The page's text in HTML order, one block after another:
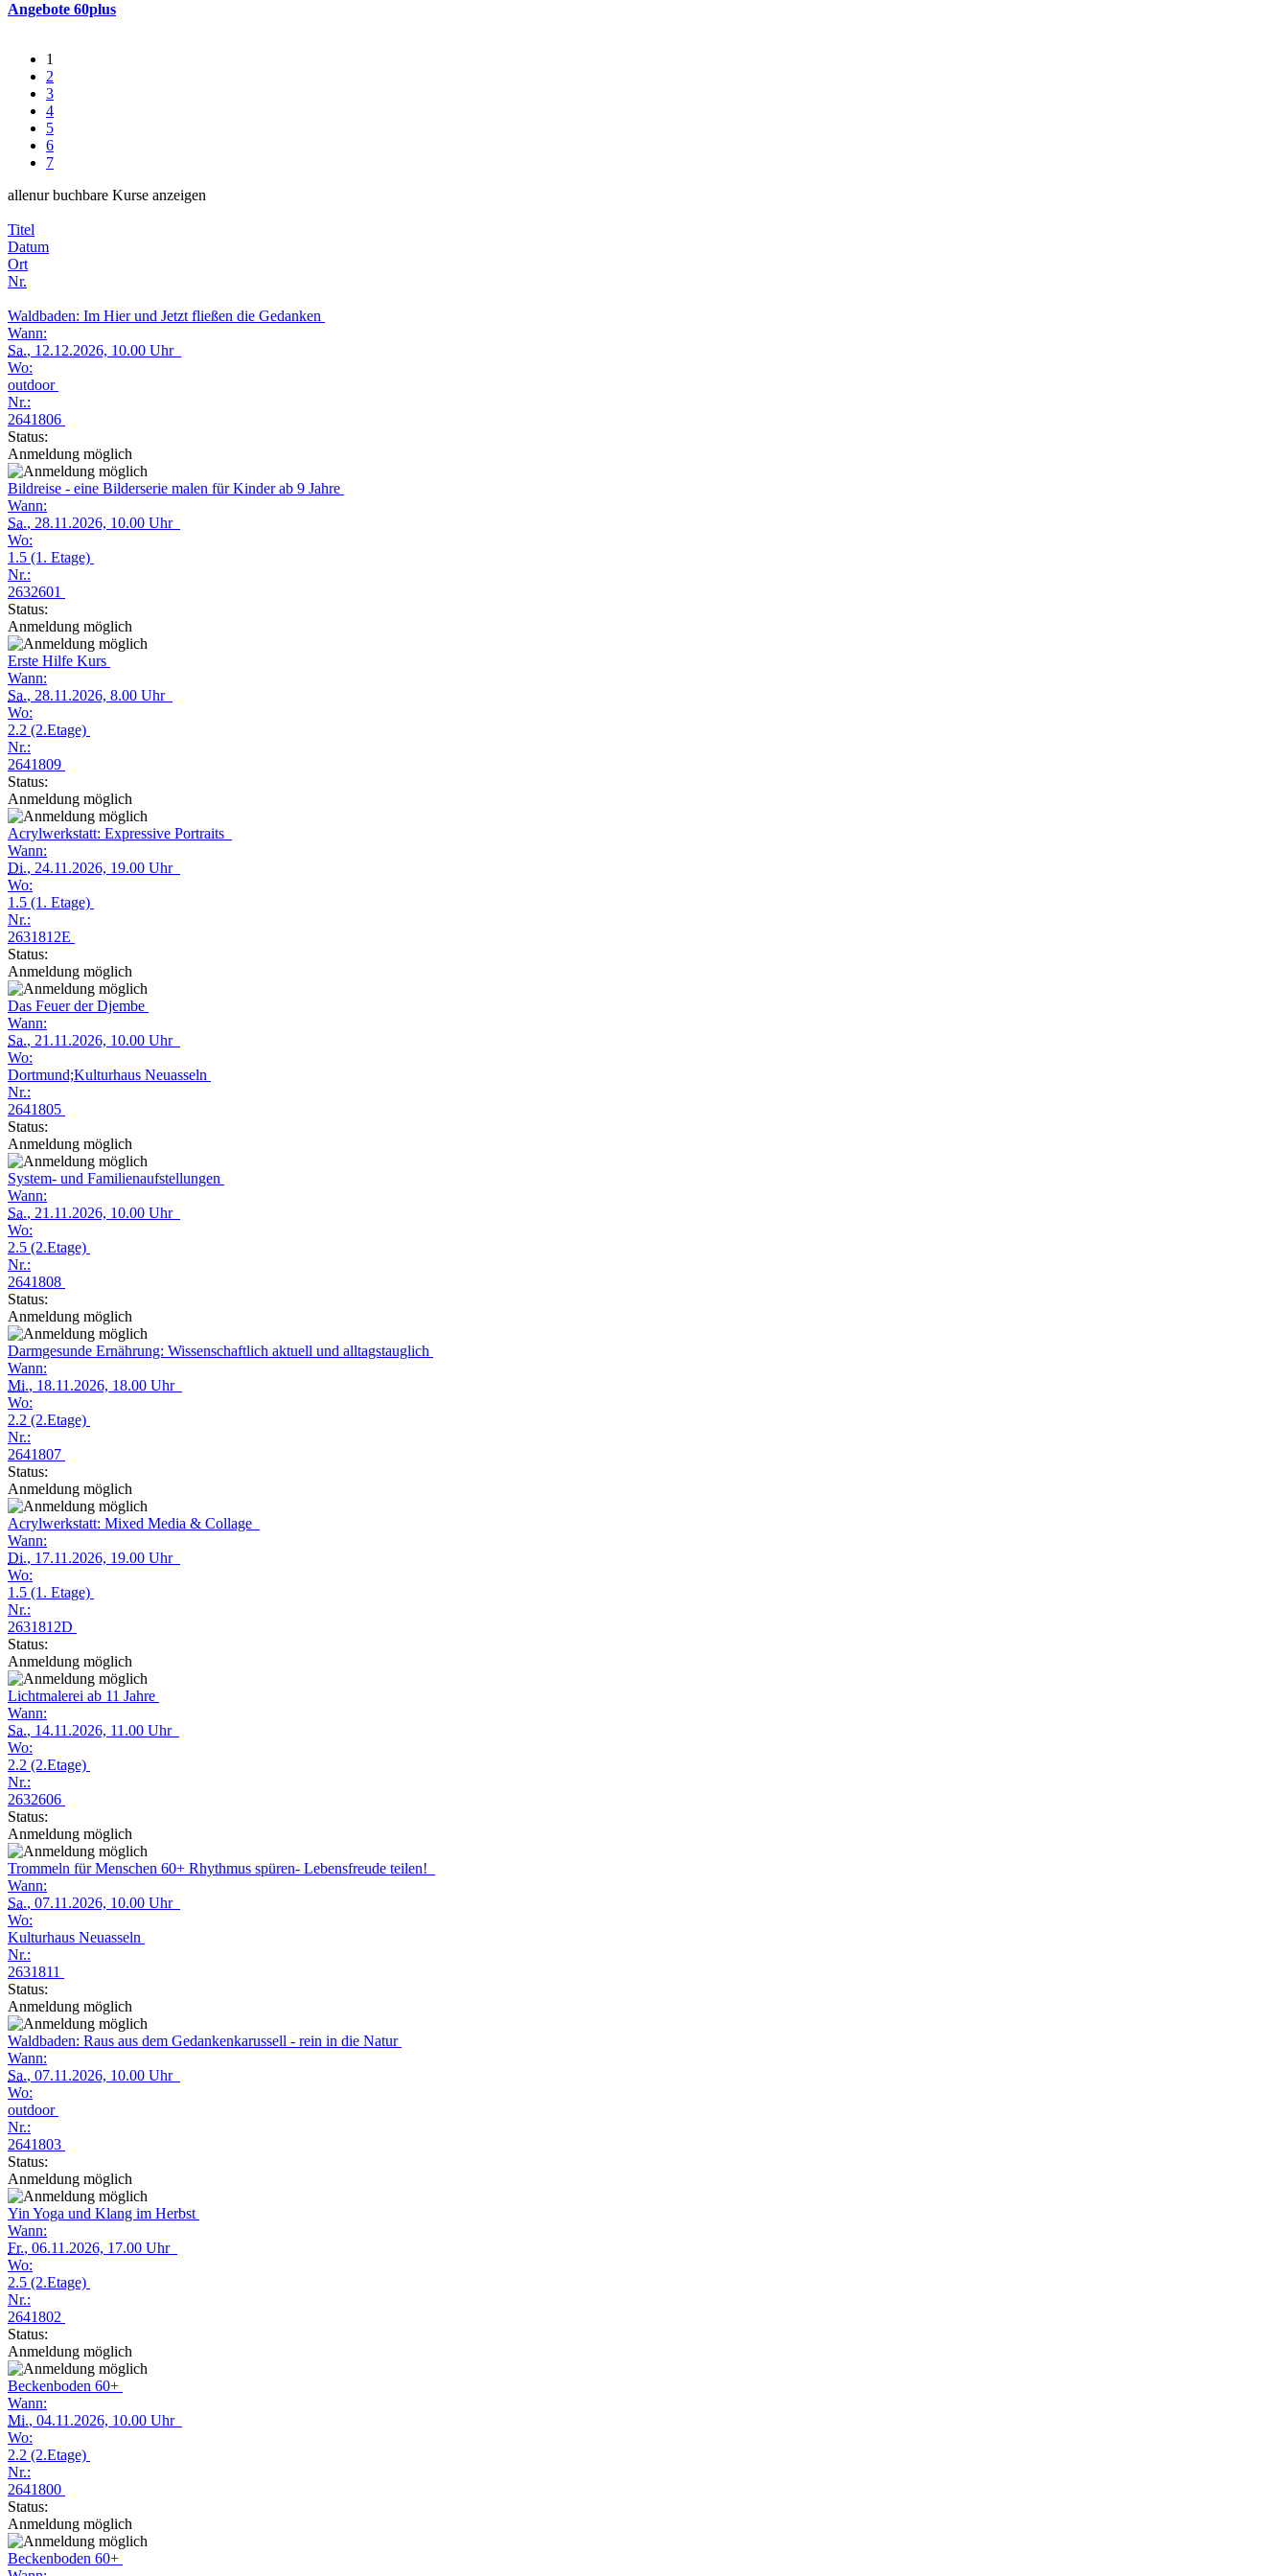
Angebote 60plus
1
2
3
4
5
6
7
allenur buchbare Kurse anzeigen
Titel
Datum
Ort
Nr.
Waldbaden: Im Hier und Jetzt fließen die Gedanken
Wann:
Sa., 12.12.2026, 10.00 Uhr
Wo:
outdoor
Nr.:
2641806
Status:
Anmeldung möglich
Bildreise - eine Bilderserie malen für Kinder ab 9 Jahre
Wann:
Sa., 28.11.2026, 10.00 Uhr
Wo:
1.5 (1. Etage)
Nr.:
2632601
Status:
Anmeldung möglich
Erste Hilfe Kurs
Wann:
Sa., 28.11.2026, 8.00 Uhr
Wo:
2.2 (2.Etage)
Nr.:
2641809
Status:
Anmeldung möglich
Acrylwerkstatt: Expressive Portraits
Wann:
Di., 24.11.2026, 19.00 Uhr
Wo:
1.5 (1. Etage)
Nr.:
2631812E
Status:
Anmeldung möglich
Das Feuer der Djembe
Wann:
Sa., 21.11.2026, 10.00 Uhr
Wo:
Dortmund;Kulturhaus Neuasseln
Nr.:
2641805
Status:
Anmeldung möglich
System- und Familienaufstellungen
Wann:
Sa., 21.11.2026, 10.00 Uhr
Wo:
2.5 (2.Etage)
Nr.:
2641808
Status:
Anmeldung möglich
Darmgesunde Ernährung: Wissenschaftlich aktuell und alltagstauglich
Wann:
Mi., 18.11.2026, 18.00 Uhr
Wo:
2.2 (2.Etage)
Nr.:
2641807
Status:
Anmeldung möglich
Acrylwerkstatt: Mixed Media & Collage
Wann:
Di., 17.11.2026, 19.00 Uhr
Wo:
1.5 (1. Etage)
Nr.:
2631812D
Status:
Anmeldung möglich
Lichtmalerei ab 11 Jahre
Wann:
Sa., 14.11.2026, 11.00 Uhr
Wo:
2.2 (2.Etage)
Nr.:
2632606
Status:
Anmeldung möglich
Trommeln für Menschen 60+ Rhythmus spüren- Lebensfreude teilen!
Wann:
Sa., 07.11.2026, 10.00 Uhr
Wo:
Kulturhaus Neuasseln
Nr.:
2631811
Status:
Anmeldung möglich
Waldbaden: Raus aus dem Gedankenkarussell - rein in die Natur
Wann:
Sa., 07.11.2026, 10.00 Uhr
Wo:
outdoor
Nr.:
2641803
Status:
Anmeldung möglich
Yin Yoga und Klang im Herbst
Wann:
Fr., 06.11.2026, 17.00 Uhr
Wo:
2.5 (2.Etage)
Nr.:
2641802
Status:
Anmeldung möglich
Beckenboden 60+
Wann:
Mi., 04.11.2026, 10.00 Uhr
Wo:
2.2 (2.Etage)
Nr.:
2641800
Status:
Anmeldung möglich
Beckenboden 60+